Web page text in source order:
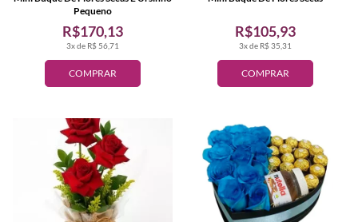
COMPRAR
3x de R$ 56,71
R$170,13
Pequeno
COMPRAR
3x de R$ 35,31
R$105,93